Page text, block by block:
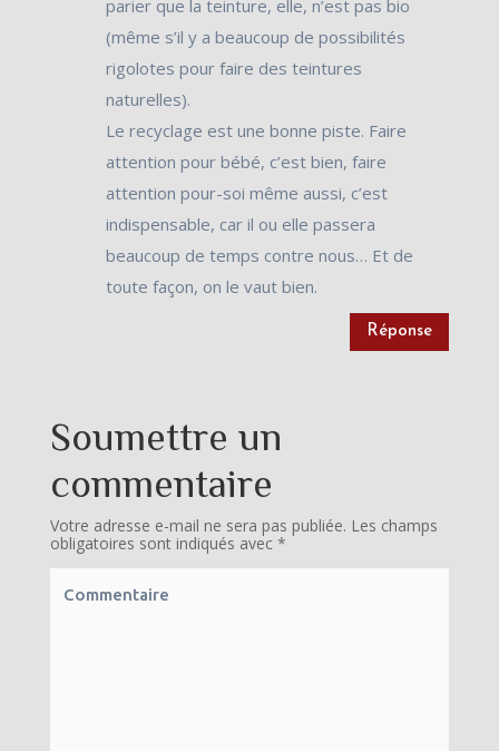
parier que la teinture, elle, n’est pas bio
(même s’il y a beaucoup de possibilités
rigolotes pour faire des teintures
naturelles).
Le recyclage est une bonne piste. Faire
attention pour bébé, c’est bien, faire
attention pour-soi même aussi, c’est
indispensable, car il ou elle passera
beaucoup de temps contre nous… Et de
toute façon, on le vaut bien.
Réponse
Soumettre un
commentaire
Votre adresse e-mail ne sera pas publiée. Les champs
obligatoires sont indiqués avec *